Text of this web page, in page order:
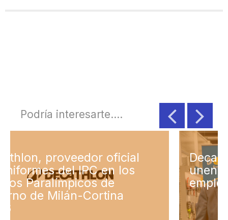
Podría interesarte....
los
Decathlon y Down España
unen fuerzas para
empleo inclusivo